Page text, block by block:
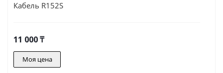
Кабель R152S
11 000₸
Моя цена